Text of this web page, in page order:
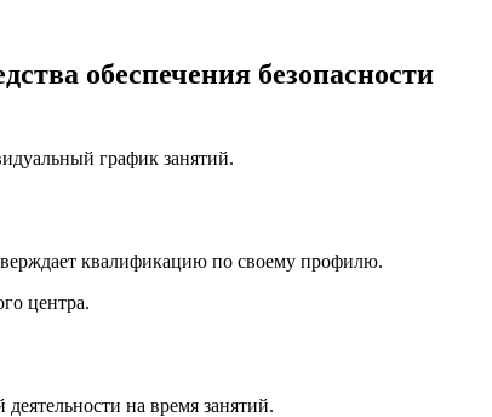
обеспечения безопасности
график занятий.
квалификацию по своему профилю.
центра.
на время занятий.